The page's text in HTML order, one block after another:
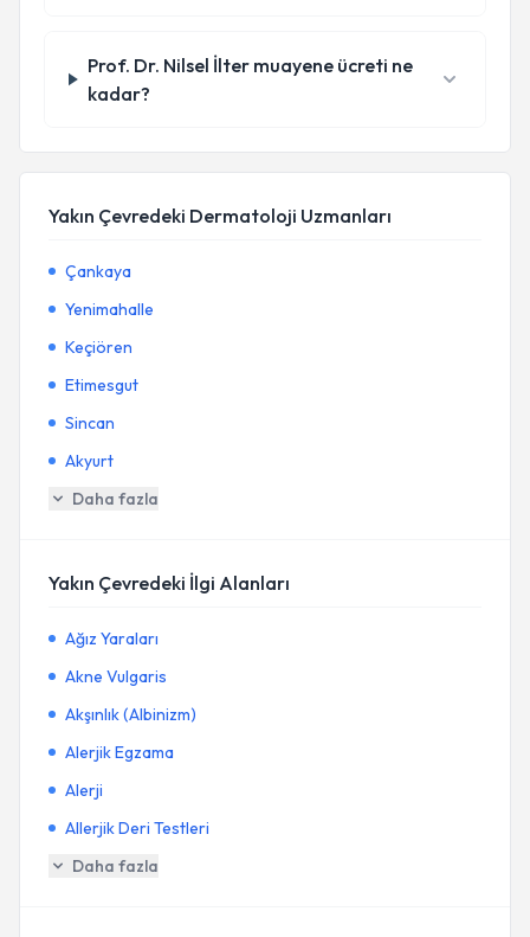
Prof. Dr. Nilsel İlter muayene ücreti ne
kadar?
Yakın Çevredeki Dermatoloji Uzmanları
Çankaya
Yenimahalle
Keçiören
Etimesgut
Sincan
Akyurt
Daha fazla
Yakın Çevredeki İlgi Alanları
Ağız Yaraları
Akne Vulgaris
Akşınlık (Albinizm)
Alerjik Egzama
Alerji
Allerjik Deri Testleri
Daha fazla